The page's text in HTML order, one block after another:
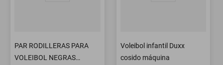
PAR RODILLERAS PARA
VOLEIBOL NEGRAS
Voleibol infantil Duxx
cosido máquina